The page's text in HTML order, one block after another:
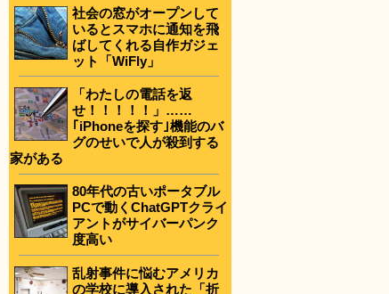
社会の窓がオープンして
いるとスマホに通知を飛
ばしてくれる自作ガジェ
ット「WiFly」
「わたしの電話を返
せ！！！！！」……
｢iPhoneを探す｣機能のバ
グのせいで人が殺到する
家がある
80年代の古いポータブル
PCで動くChatGPTクライ
アントがサイバーパンク
度高い
乱射事件に悩むアメリカ
の学校に導入された「折